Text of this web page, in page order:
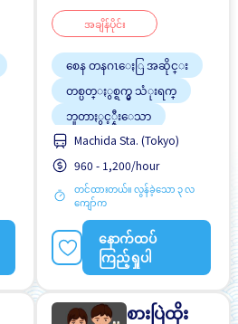
အချိန်ပိုင်း
စေန တနဂၤေႏြ အဆိုင္း
တစ္ပတ္ႏွစ္ရက္မွ သံုးရက္
ဘူတာႏွင့္နီးေသာ
လမ္းစရိတ္ေပးသည္
အလုပ္ခ်ိန္နည္းေသာ
Machida Sta. (Tokyo)
960 - 1,200/hour
တင်ထားတယ်။ လွန်ခဲ့သော ၃ လ
ကျော်က
နောက်ထပ်
ကြည့်ရှုပါ
စားပြဲထိုး